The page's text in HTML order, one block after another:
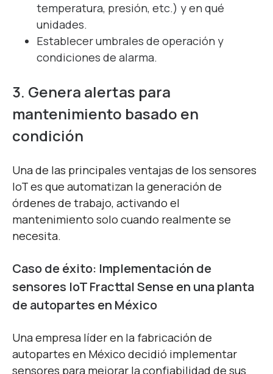
temperatura, presión, etc.) y en qué
unidades.
Establecer umbrales de operación y
condiciones de alarma.
3. Genera alertas para
mantenimiento basado en
condición
Una de las principales ventajas de los sensores
IoT es que automatizan la generación de
órdenes de trabajo, activando el
mantenimiento solo cuando realmente se
necesita.
Caso de éxito: Implementación de
sensores IoT Fracttal Sense en una planta
de autopartes en México
Una empresa líder en la fabricación de
autopartes en México decidió implementar
sensores para mejorar la confiabilidad de sus